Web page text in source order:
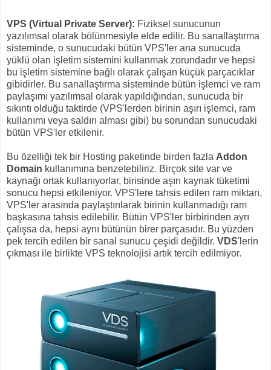
VPS (Virtual Private Server): Fiziksel sunucunun
yazılımsal olarak bölünmesiyle elde edilir. Bu sanallaştırma
sisteminde, o sunucudaki bütün VPS'ler ana sunucuda
yüklü olan işletim sistemini kullanmak zorundadır ve hepsi
bu işletim sistemine bağlı olarak çalışan küçük parçacıklar
gibidirler. Bu sanallaştırma sisteminde bütün işlemci ve ram
paylaşımı yazılımsal olarak yapıldığından, sunucuda bir
sıkıntı olduğu taktirde (VPS'lerden birinin aşırı işlemci, ram
kullanımı veya saldırı alması gibi) bu sorundan sunucudaki
bütün VPS'ler etkilenir.
Bu özelliği tek bir Hosting paketinde birden fazla Addon
Domain kullanımına benzetebiliriz. Birçok site var ve
kaynağı ortak kullanıyorlar, birisinde aşırı kaynak tüketimi
sonucu hepsi etkileniyor. VPS'lere tahsis edilen ram miktarı,
VPS'ler arasında paylaştırılarak birinin kullanmadığı ram
başkasına tahsis edilebilir. Bütün VPS'ler birbirinden ayrı
çalışsa da, hepsi aynı bütünün birer parçasıdır.​ Bu yüzden
pek tercih edilen bir sanal sunucu çeşidi değildir. VDS'lerin
çıkması ile birlikte VPS teknolojisi artık tercih edilmiyor.